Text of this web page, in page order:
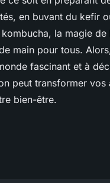
en buvant du kefir
kombucha, la magie
main pour tous.
fascinant et à
peut transformer vos
bien-être.